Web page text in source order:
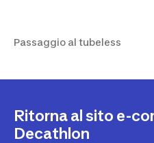
Passaggio al tubeless
Ritorna al sito e-
Decathlon